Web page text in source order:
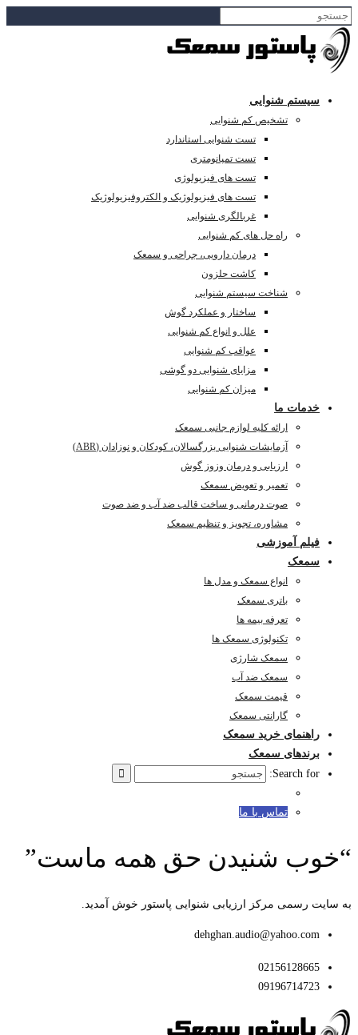
سیستم شنوایی
تشخیص کم شنوایی
تست شنوایی استاندارد
تست تمپانومتری
تست های فیزیولوژی
تست های فیزیولوژیک و الکتروفیزیولوژیک
غربالگری شنوایی
راه حل های کم شنوایی
درمان دارویی، جراحی و سمعک
کاشت حلزون
شناخت سیستم شنوایی
ساختار و عملکرد گوش
علل و انواع کم شنوایی
عواقب کم شنوایی
مزایای شنوایی دو گوشی
میزان کم شنوایی
خدمات ما
ارائه کلیه لوازم جانبی سمعک
آزمایشات شنوایی بزرگسالان، کودکان و نوزادان (ABR)
ارزیابی و درمان وزوز گوش
تعمیر و تعویض سمعک
صوت درمانی و ساخت قالب ضد آب و ضد صوت
مشاوره، تجویز و تنظیم سمعک
فیلم آموزشی
سمعک
انواع سمعک و مدل ها
باتری سمعک
تعرفه بیمه ها
تکنولوژی سمعک ها
سمعک شارژی
سمعک ضد آب
قیمت سمعک
گارانتی سمعک
راهنمای خرید سمعک
برندهای سمعک
Search for:
تماس با ما
“خوب شنیدن حق همه ماست”
به سایت رسمی مرکز ارزیابی شنوایی پاستور خوش آمدید.
dehghan.audio@yahoo.com
02156128665
09196714723